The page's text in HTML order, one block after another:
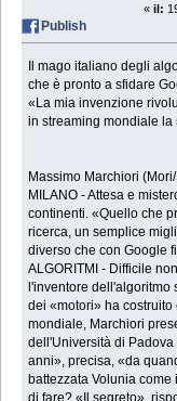
« il:
Publish
Il mago italiano degli
che è pronto a sfidare
«La mia invenzione
in streaming mondiale
Massimo Marchiori
MILANO - Attesa e
continenti. «Quello che
ricerca, un semplice
diverso che con Google
ALGORITMI - Difficile
l'inventore dell'algoritmo
dei «motori» ha
mondiale, Marchiori
dell'Università di
anni», precisa, «da
battezzata Volunia
di fare? «Il segreto»,